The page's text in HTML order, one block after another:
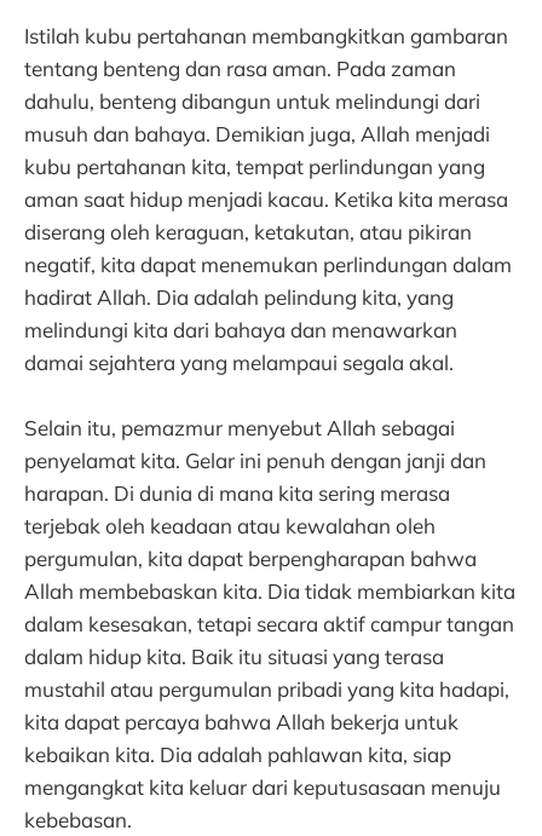
Istilah kubu pertahanan membangkitkan gambaran
tentang benteng dan rasa aman. Pada zaman
dahulu, benteng dibangun untuk melindungi dari
musuh dan bahaya. Demikian juga, Allah menjadi
kubu pertahanan kita, tempat perlindungan yang
aman saat hidup menjadi kacau. Ketika kita merasa
diserang oleh keraguan, ketakutan, atau pikiran
negatif, kita dapat menemukan perlindungan dalam
hadirat Allah. Dia adalah pelindung kita, yang
melindungi kita dari bahaya dan menawarkan
damai sejahtera yang melampaui segala akal.
Selain itu, pemazmur menyebut Allah sebagai
penyelamat kita. Gelar ini penuh dengan janji dan
harapan. Di dunia di mana kita sering merasa
terjebak oleh keadaan atau kewalahan oleh
pergumulan, kita dapat berpengharapan bahwa
Allah membebaskan kita. Dia tidak membiarkan kita
dalam kesesakan, tetapi secara aktif campur tangan
dalam hidup kita. Baik itu situasi yang terasa
mustahil atau pergumulan pribadi yang kita hadapi,
kita dapat percaya bahwa Allah bekerja untuk
kebaikan kita. Dia adalah pahlawan kita, siap
mengangkat kita keluar dari keputusasaan menuju
kebebasan.